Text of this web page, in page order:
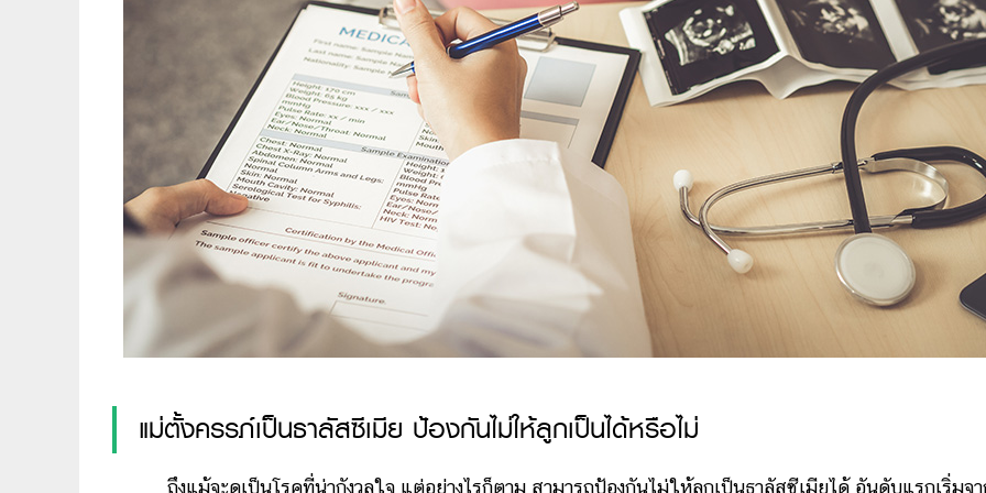
แม่ตั้งครรภ์เป็นธาลัสซีเมีย ป้องกันไม่ให้ลูกเป็นได้หรือไม่
ถึงแม้จะดูเป็นโรคที่น่ากังวลใจ แต่อย่างไรก็ตาม สามารถป้องกันไม่ให้ลูกเป็นธาลัสซีเมียได้ อันดับแรกเริ่มจ